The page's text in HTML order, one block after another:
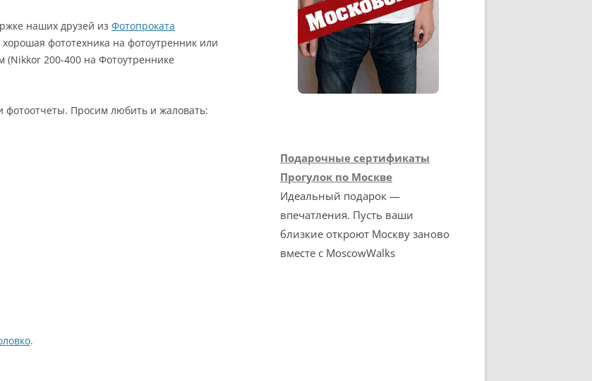
наших друзей из Фотопроката
фототехника на фотоутренник или
(Nikkor 200-400 на Фотоутреннике
фотоотчеты. Просим любить и жаловать:
.
Подарочные сертификаты
Прогулок по Москве
Идеальный подарок —
впечатления. Пусть ваши
близкие откроют Москву заново
вместе с MoscowWalks